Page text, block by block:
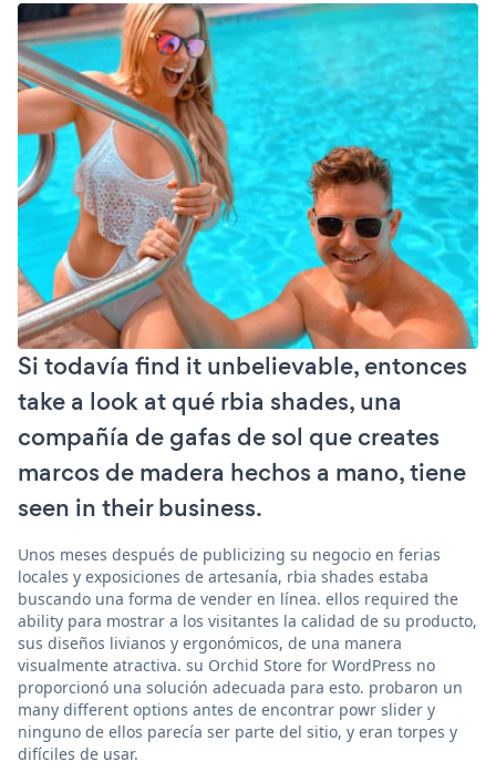
Si todavía find it unbelievable, entonces
take a look at qué rbia shades, una
compañía de gafas de sol que creates
marcos de madera hechos a mano, tiene
seen in their business.
Unos meses después de publicizing su negocio en ferias
locales y exposiciones de artesanía, rbia shades estaba
buscando una forma de vender en línea. ellos required the
ability para mostrar a los visitantes la calidad de su producto,
sus diseños livianos y ergonómicos, de una manera
visualmente atractiva. su Orchid Store for WordPress no
proporcionó una solución adecuada para esto. probaron un
many different options antes de encontrar powr slider y
ninguno de ellos parecía ser parte del sitio, y eran torpes y
difíciles de usar.